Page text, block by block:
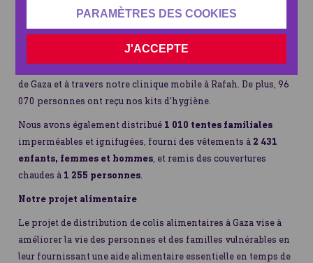
PARAMÈTRES DES COOKIES
J'ACCEPTE
distribués, ainsi que plus de6 000 000 de litres d'eau
potable.
ont bénéficié des médicaments et
fournitures médicales que nous avons fournis aux hôpitaux
de Gaza et à travers notre clinique mobile à Rafah. De plus, 96
070 personnes ont reçu nos kits d'hygiène.
Nous avons également distribué 1 010 tentes familiales
imperméables et ignifugées, fourni des vêtements à 2 431
enfants, femmes et hommes, et remis des couvertures
chaudes à 1 255 personnes.
Notre projet alimentaire
Le projet de distribution de colis alimentaires à Gaza vise à
améliorer la vie des personnes et des familles vulnérables en
leur fournissant une aide alimentaire essentielle en temps de